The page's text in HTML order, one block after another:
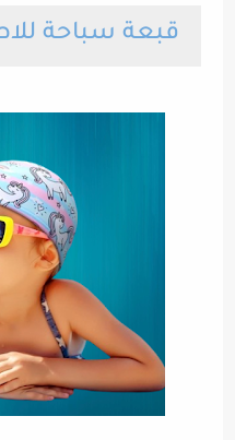
قبعة سباحة